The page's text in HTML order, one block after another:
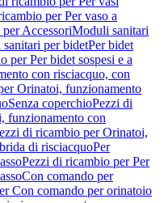
per Per vaso a
AccessoriModuli sanitari
per bidetPer bidet
per Per bidet sospesi e a
con risciacquo, con
Orinatoi, funzionamento
Senza coperchioPezzi di
funzionamento con
di ricambio per Orinatoi,
di risciacquoPer
Pezzi di ricambio per Per
Con comando per
Con comando per orinatoio